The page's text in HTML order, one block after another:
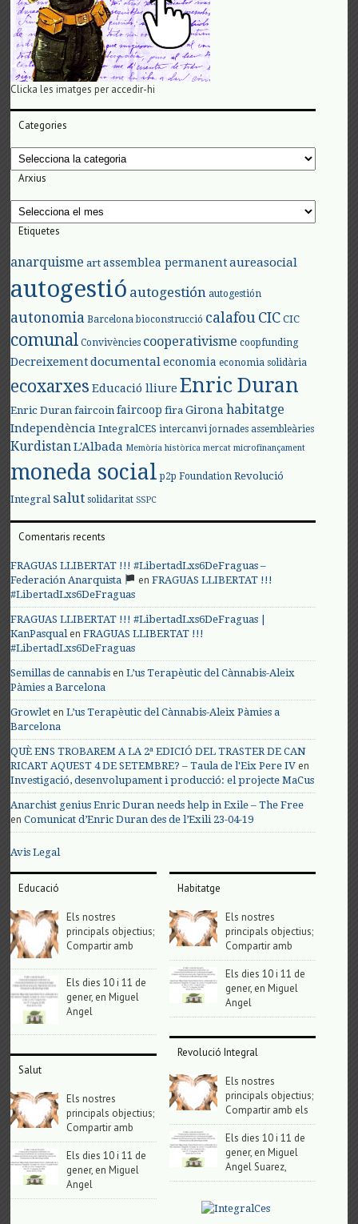
Clicka les imatges per accedir-hi
Categories
Categories
Arxius
Arxius
Etiquetes
anarquisme art assemblea permanent aureasocial
autogestió autogestión autogestión
autonomia Barcelona bioconstrucció calafou CIC CIC
comunal Convivències cooperativisme coopfunding
Decreixement documental economia economia solidària
ecoxarxes Educació lliure Enric Duran
Enric Duran faircoin faircoop fira Girona habitatge
Independència IntegralCES intercanvi jornades assembleàries
Kurdistan L'Albada Memòria històrica mercat microfinançament
moneda social p2p Foundation Revolució
Integral salut solidaritat SSPC
Comentaris recents
FRAGUAS LLIBERTAT !!! #LibertadLxs6DeFraguas –
Federación Anarquista
enFRAGUAS LLIBERTAT !!!
#LibertadLxs6DeFraguas
FRAGUAS LLIBERTAT !!! #LibertadLxs6DeFraguas |
KanPasqualenFRAGUAS LLIBERTAT !!!
#LibertadLxs6DeFraguas
Semillas de cannabis enL’us Terapèutic del Cànnabis-Aleix
Pàmies a Barcelona
Growlet enL’us Terapèutic del Cànnabis-Aleix Pàmies a
Barcelona
QUÈ ENS TROBAREM A LA 2ª EDICIÓ DEL TRASTER DE CAN
RICART AQUEST 4 DE SETEMBRE? – Taula de l'Eix Pere IV en
Investigació, desenvolupament i producció: el projecte MaCus
Anarchist genius Enric Duran needs help in Exile – The Free
enComunicat d’Enric Duran des de l’Exili 23-04-19
Avis Legal
Educació
Els nostres
principals objectius;
Compartir amb
Els dies 10 i 11 de
gener, en Miguel
Angel
Salut
Els nostres
principals objectius;
Compartir amb
Els dies 10 i 11 de
gener, en Miguel
Angel
Habitatge
Els nostres
principals objectius;
Compartir amb
Els dies 10 i 11 de
gener, en Miguel
Angel
Revolució Integral
Els nostres
principals objectius;
Compartir amb els
Els dies 10 i 11 de
gener, en Miguel
Angel Suarez,